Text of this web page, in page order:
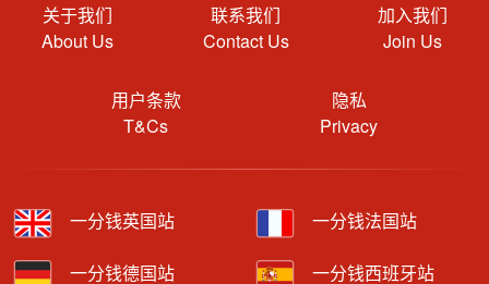
关于我们
About Us
联系我们
Contact Us
加入我们
Join Us
用户条款
T&Cs
隐私
Privacy
一分钱英国站 一分钱法国站
一分钱德国站 一分钱西班牙站